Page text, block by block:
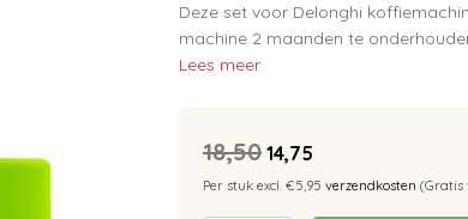
Deze set voor Delonghi
machine 2 maanden te
Lees meer
18,50 14,75
Per stuk excl. €5,95 verzendkosten (Gratis